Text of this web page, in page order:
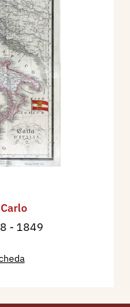
- 1849